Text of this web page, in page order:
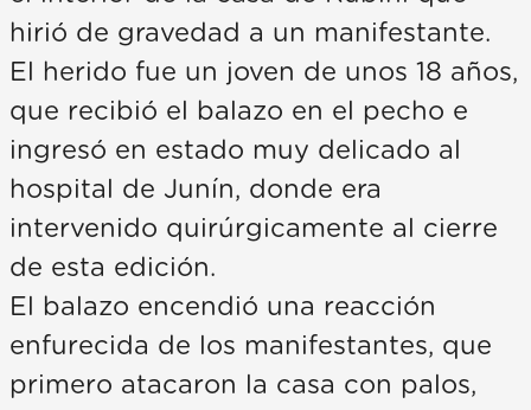
hirió de gravedad a un manifestante.
El herido fue un joven de unos 18 años,
que recibió el balazo en el pecho e
ingresó en estado muy delicado al
hospital de Junín, donde era
intervenido quirúrgicamente al cierre
de esta edición.
El balazo encendió una reacción
enfurecida de los manifestantes, que
primero atacaron la casa con palos,